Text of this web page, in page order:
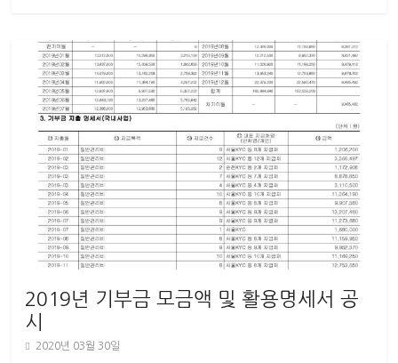
2019년 기부금 모금액 및 활용명세서 공
시
2020년 03월 30일